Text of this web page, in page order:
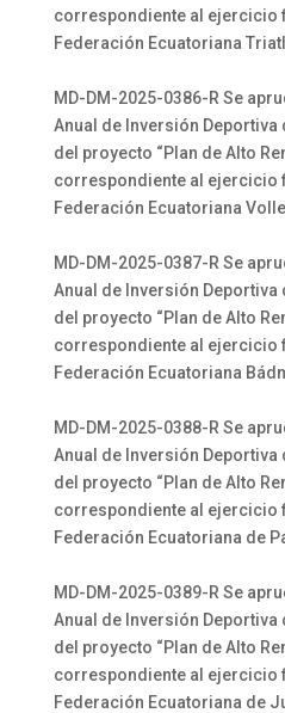
correspondiente al ejercicio
Federación Ecuatoriana
MD-DM-2025-0386-R Se
Anual de Inversión Deportiva
del proyecto “Plan de Alto
correspondiente al ejercicio
Federación Ecuatoriana
MD-DM-2025-0387-R Se
Anual de Inversión Deportiva
del proyecto “Plan de Alto
correspondiente al ejercicio
Federación Ecuatoriana
MD-DM-2025-0388-R Se
Anual de Inversión Deportiva
del proyecto “Plan de Alto
correspondiente al ejercicio
Federación Ecuatoriana de
MD-DM-2025-0389-R Se
Anual de Inversión Deportiva
del proyecto “Plan de Alto
correspondiente al ejercicio
Federación Ecuatoriana de